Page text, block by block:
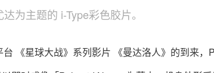
为主题的 i-Type彩色胶片。
《星球大战》系列影片 《曼达洛人》的到来